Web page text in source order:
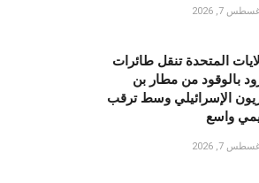
7, 2026
المتحدة تنقل طائرات
بالوقود من مطار بن
الإسرائيلي وسط ترقب
واسع
7, 2026